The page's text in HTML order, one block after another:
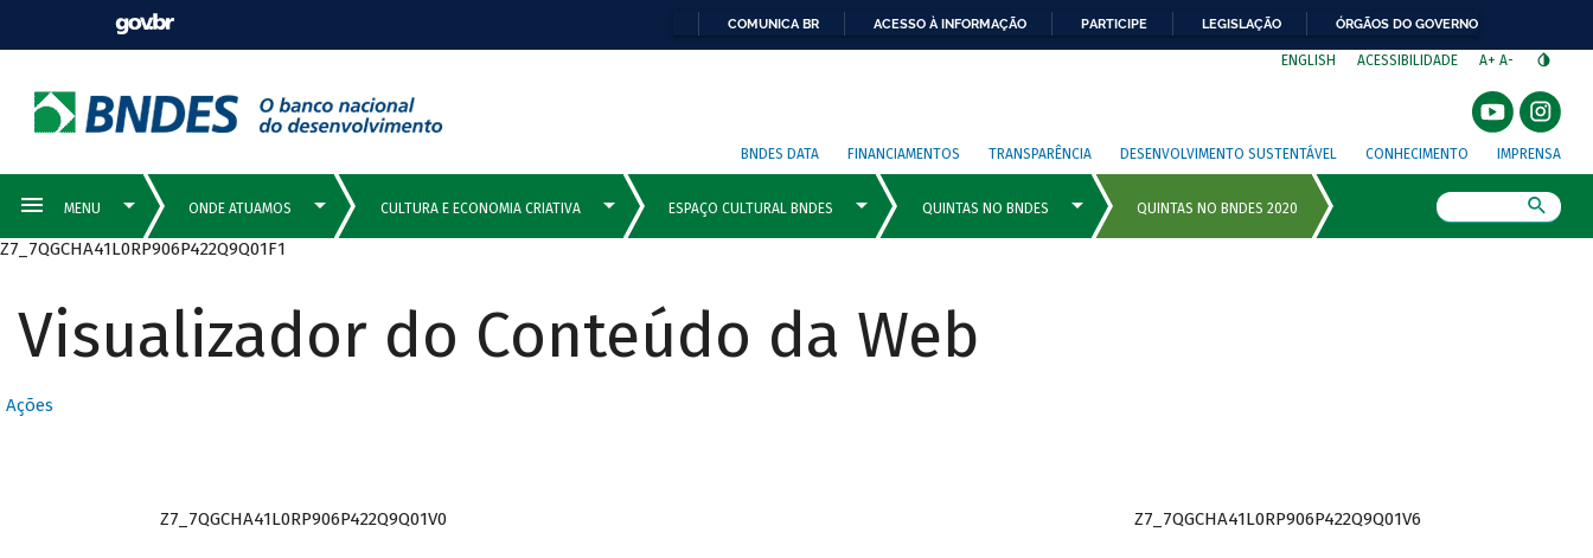
COMUNICA BR ACESSO À INFORMAÇÃO PARTICIPE LEGISLAÇÃO ÓRGÃOS DO GOVERNO
ENGLISH ACESSIBILIDADE A+ A-
BNDES DATA FINANCIAMENTOS TRANSPARÊNCIA DESENVOLVIMENTO SUSTENTÁVEL CONHECIMENTO IMPRENSA
Z7_7QGCHA41L0RP906P422Q9Q01F1
Visualizador do Conteúdo da Web
Ações
Z7_7QGCHA41L0RP906P422Q9Q01V0 Z7_7QGCHA41L0RP906P422Q9Q01V6